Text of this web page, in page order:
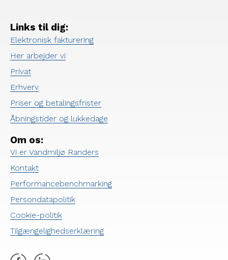
Links til dig:
Elektronisk fakturering
Her arbejder vi
Privat
Erhverv
Priser og betalingsfrister
Åbningstider og lukkedage
Om os:
Vi er Vandmiljø Randers
Kontakt
Performancebenchmarking
Persondatapolitik
Cookie-politik
Tilgængelighedserklæring